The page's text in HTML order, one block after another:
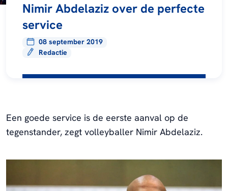
Nimir Abdelaziz over de perfecte
service
08 september 2019
Redactie
Een goede service is de eerste aanval op de
tegenstander, zegt volleyballer Nimir Abdelaziz.